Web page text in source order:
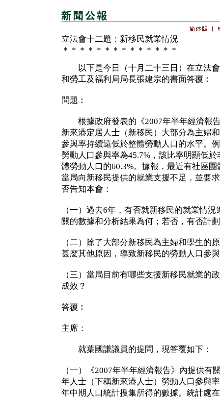
立法會十二題：新移民就業情況
＊＊＊＊＊＊＊＊＊＊＊＊＊＊
以下是今日（十月二十三日）在立法會
和勞工及福利局局長張建宗的書面答覆︰
問題︰
根據政府發表的《2007年半年經濟報
新來港定居人士（新移民）大部分為主婦
參與率持續遠低於整體勞動人口的水平。
勞動人口參與率為45.7%，該比率明顯低
體勞動人口的60.3%。據報，最近有社區
當局向新移民提供的就業支援不足，並要
否告知本會：
（一）過去6年，有否就新移民的就業情
關的數據和分析結果為何；若否，有否計
（二）除了大部分新移民為主婦和學生的
甚麼其他原因，導致新移民的勞動人口參
（三）當局目前有哪些支援新移民就業的
成效？
答覆︰
主席：
就葉國謙議員的提問，現答覆如下：
（一）《2007年半年經濟報告》內提供有
年人士（下稱新來港人士）勞動人口參與
年中期人口統計搜集所得的數據。統計處